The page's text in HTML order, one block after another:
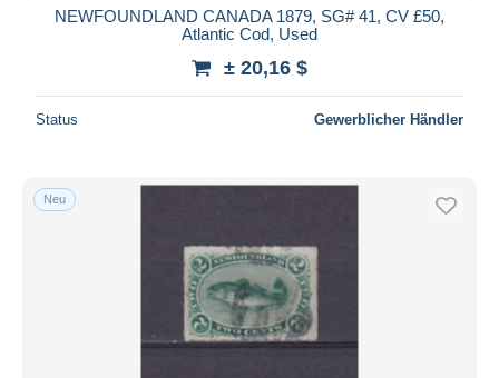
NEWFOUNDLAND CANADA 1879, SG# 41, CV £50,
Atlantic Cod, Used
± 20,16 $
Status Gewerblicher Händler
Neu